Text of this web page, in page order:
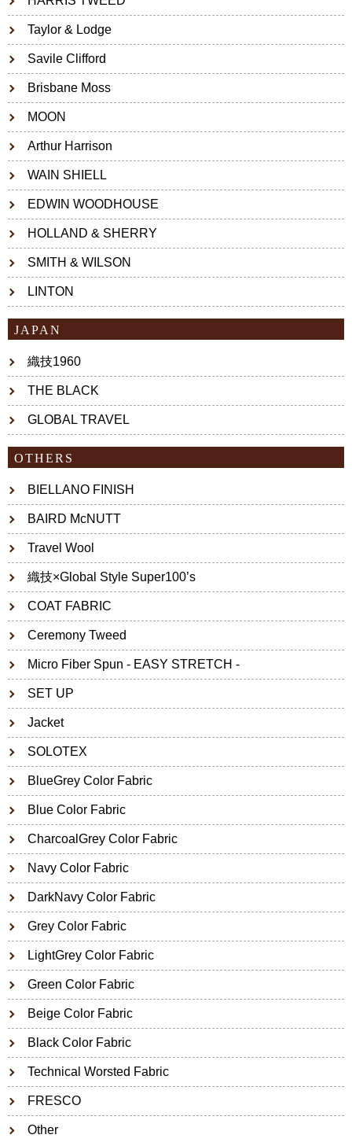
Taylor & Lodge
Savile Clifford
Brisbane Moss
MOON
Arthur Harrison
WAIN SHIELL
EDWIN WOODHOUSE
HOLLAND & SHERRY
SMITH & WILSON
LINTON
JAPAN
織技1960
THE BLACK
GLOBAL TRAVEL
OTHERS
BIELLANO FINISH
BAIRD McNUTT
Travel Wool
織技×Global Style Super100’s
COAT FABRIC
Ceremony Tweed
Micro Fiber Spun - EASY STRETCH -
SET UP
Jacket
SOLOTEX
BlueGrey Color Fabric
Blue Color Fabric
CharcoalGrey Color Fabric
Navy Color Fabric
DarkNavy Color Fabric
Grey Color Fabric
LightGrey Color Fabric
Green Color Fabric
Beige Color Fabric
Black Color Fabric
Technical Worsted Fabric
FRESCO
Other